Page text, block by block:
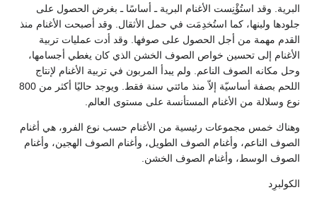
البرية. وقد استُؤْنِست الأغنام البرية ـ أساسًا ـ بغرض الحصول على
جلودها ولبنها، كما استُخدِمَت في حمل الأثقال. وقد أصبحت الأغنام منذ
القدم مهمة من أجل الحصول على صوفها. وقد أدت عمليات تربية
الأغنام إلى تحسين خواص الصوف الخشن الذي كان يغطي أجسامها،
وحل مكانه الصوف الناعم. ولم يبدأ المربون في تربية الأغنام لإنتاج
اللحم بصفة أساسيّة إلاّ منذ مائتي سنة فقط. ويوجد حاليًا أكثر من 800
نوع وسلالة من الأغنام المستأنسة على مستوى العالم.
وهناك خمس مجموعات رئيسية من الأغنام حسب نوع الفرو، هي أغنام
الصوف الناعم، وأغنام الصوف الطويل، وأغنام الصوف الهجين، وأغنام
الصوف الوسط، وأغنام الصوف الخشن.
الكولبرِد